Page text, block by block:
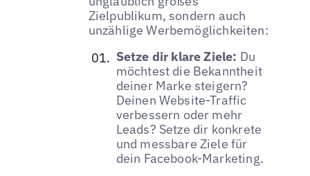
Zielpublikum, sondern auch
unzählige Werbemöglichkeiten:
Setze dir klare Ziele: Du
möchtest die Bekanntheit
deiner Marke steigern?
Deinen Website-Traffic
verbessern oder mehr
Leads? Setze dir konkrete
und messbare Ziele für
dein Facebook-Marketing.